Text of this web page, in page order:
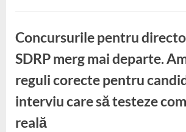
Legii
de
penitenciare
vor
pierde
suma
tranzitorie
la
Concursurile pentru
SDRP merg mai departe.
reguli corecte pentru
interviu care să testeze
reală